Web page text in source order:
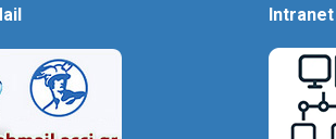
Intranet